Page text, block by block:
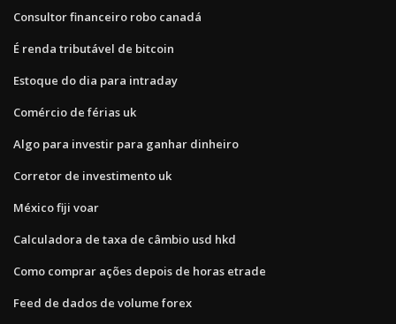
Consultor financeiro robo canadá
É renda tributável de bitcoin
Estoque do dia para intraday
Comércio de férias uk
Algo para investir para ganhar dinheiro
Corretor de investimento uk
México fiji voar
Calculadora de taxa de câmbio usd hkd
Como comprar ações depois de horas etrade
Feed de dados de volume forex